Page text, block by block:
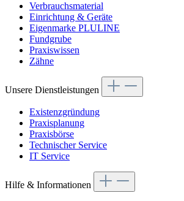
Verbrauchsmaterial
Einrichtung & Geräte
Eigenmarke PLULINE
Fundgrube
Praxiswissen
Zähne
Unsere Dienstleistungen
Existenzgründung
Praxisplanung
Praxisbörse
Technischer Service
IT Service
Hilfe & Informationen